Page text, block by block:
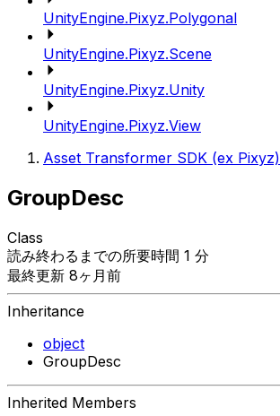
UnityEngine.Pixyz.Polygonal
UnityEngine.Pixyz.Scene
UnityEngine.Pixyz.Unity
UnityEngine.Pixyz.View
Asset Transformer SDK (ex Pixyz)
GroupDesc
Class
読み終わるまでの所要時間 1 分
最終更新 8ヶ月前
Inheritance
object
GroupDesc
Inherited Members